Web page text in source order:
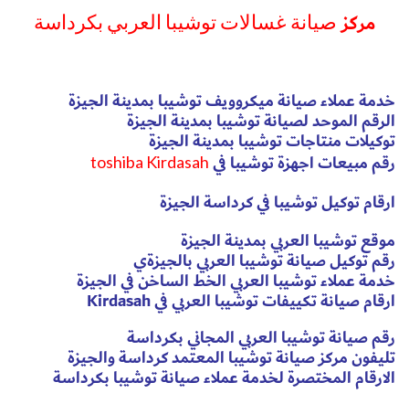
مركزصيانة غسالات توشيبا العربي بكرداسة
خدمة عملاء صيانة ميكروويف توشيبا بمدينة الجيزة
الرقم الموحد لصيانة توشيبا بمدينة الجيزة
توكيلات منتاجات توشيبا بمدينة الجيزة
رقم مبيعات اجهزة توشيبا في toshiba Kirdasah
ارقام توكيل توشيبا في كرداسة الجيزة
موقع توشيبا العربي بمدينة الجيزة
رقم توكيل صيانة توشيبا العربي بالجيزةي
خدمة عملاء توشيبا العربي الخط الساخن في الجيزة
ارقام صيانة تكييفات توشيبا العربي في Kirdasah
رقم صيانة توشيبا العربي المجاني بكرداسة
تليفون مركز صيانة توشيبا المعتمد كرداسة والجيزة
الارقام المختصرة لخدمة عملاء صيانة توشيبا بكرداسة